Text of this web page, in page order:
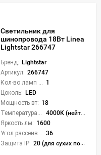
Светильник для
шинопровода 18Вт Linea
Lightstar 266747
Бренд: Lightstar
Артикул: 266747
1
Цоколь: LED
Мощность вт: 18
4000K (нейтральный)
Яркость лм: 1600
36
Защита IP: 20 (для сухих пом.)